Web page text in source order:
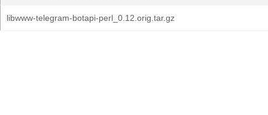
libwww-telegram-botapi-perl_0.12.orig.tar.gz